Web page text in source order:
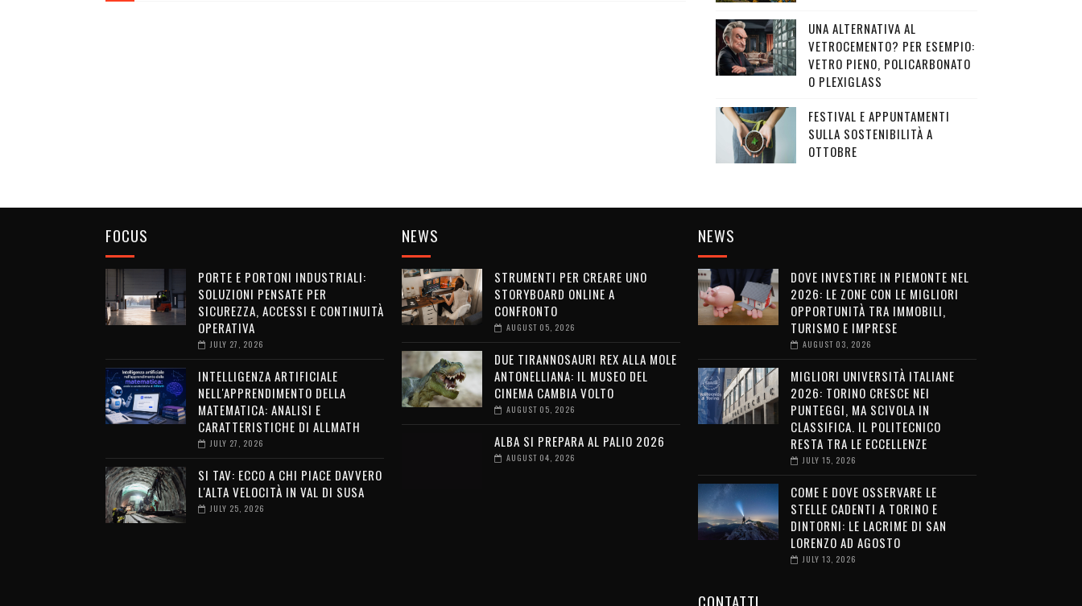
UNA ALTERNATIVA AL
VETROCEMENTO? PER ESEMPIO:
VETRO PIENO, POLICARBONATO
O PLEXIGLASS
FESTIVAL E APPUNTAMENTI
SULLA SOSTENIBILITÀ A
OTTOBRE
FOCUS
PORTE E PORTONI INDUSTRIALI:
SOLUZIONI PENSATE PER
SICUREZZA, ACCESSI E CONTINUITÀ
OPERATIVA
JULY 27, 2026
INTELLIGENZA ARTIFICIALE
NELL'APPRENDIMENTO DELLA
MATEMATICA: ANALISI E
CARATTERISTICHE DI ALLMATH
JULY 27, 2026
SI TAV: ECCO A CHI PIACE DAVVERO
L'ALTA VELOCITÀ IN VAL DI SUSA
JULY 25, 2026
NEWS
STRUMENTI PER CREARE UNO
STORYBOARD ONLINE A
CONFRONTO
AUGUST 05, 2026
DUE TIRANNOSAURI REX ALLA MOLE
ANTONELLIANA: IL MUSEO DEL
CINEMA CAMBIA VOLTO
AUGUST 05, 2026
ALBA SI PREPARA AL PALIO 2026
AUGUST 04, 2026
NEWS
DOVE INVESTIRE IN PIEMONTE NEL
2026: LE ZONE CON LE MIGLIORI
OPPORTUNITÀ TRA IMMOBILI,
TURISMO E IMPRESE
AUGUST 03, 2026
MIGLIORI UNIVERSITÀ ITALIANE
2026: TORINO CRESCE NEI
PUNTEGGI, MA SCIVOLA IN
CLASSIFICA. IL POLITECNICO
RESTA TRA LE ECCELLENZE
JULY 15, 2026
COME E DOVE OSSERVARE LE
STELLE CADENTI A TORINO E
DINTORNI: LE LACRIME DI SAN
LORENZO AD AGOSTO
JULY 13, 2026
CONTATTI